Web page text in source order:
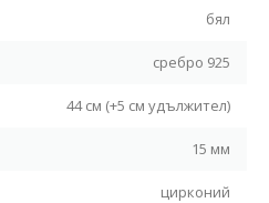
бял
сребро 925
44 см (+5 см удължител)
15 мм
цирконий